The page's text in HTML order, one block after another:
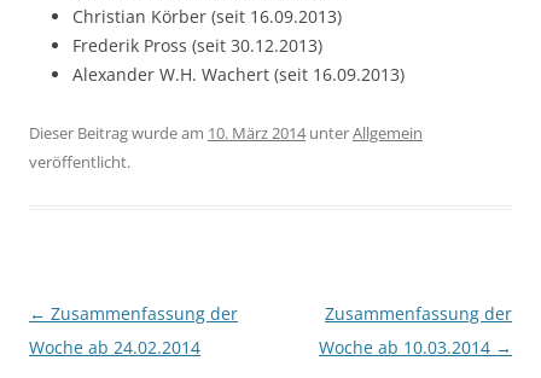
Christian Körber (seit 16.09.2013)
Frederik Pross (seit 30.12.2013)
Alexander W.H. Wachert (seit 16.09.2013)
Dieser Beitrag wurde am 10. März 2014unterAllgemein
veröffentlicht.
Beitragsnavigation
← Zusammenfassung der
Woche ab 24.02.2014
Zusammenfassung der
Woche ab 10.03.2014 →